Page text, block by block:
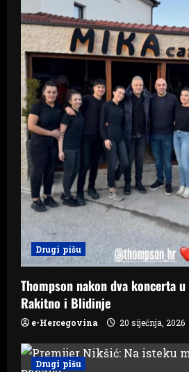
o
n
Drugi pišu
Thompson nakon dva koncerta
Rakitno i Blidinje
e-Hercegovina 20 siječnja, 2026
Drugi pišu